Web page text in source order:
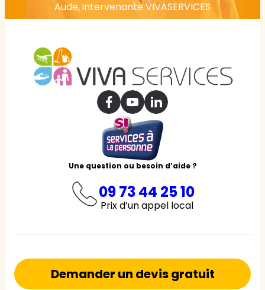
Aude, intervenante VIVASERVICES
Une question ou besoin d’aide ?
09 73 44 25 10
Prix d’un appel local
Demander un devis gratuit